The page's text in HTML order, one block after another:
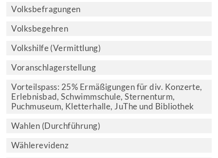
Volksbefragungen
Volksbegehren
Volkshilfe (Vermittlung)
Voranschlagerstellung
Vorteilspass: 25% Ermäßigungen für div. Konzerte,
Erlebnisbad, Schwimmschule, Sternenturm,
Puchmuseum, Kletterhalle, JuThe und Bibliothek
Wahlen (Durchführung)
Wählerevidenz